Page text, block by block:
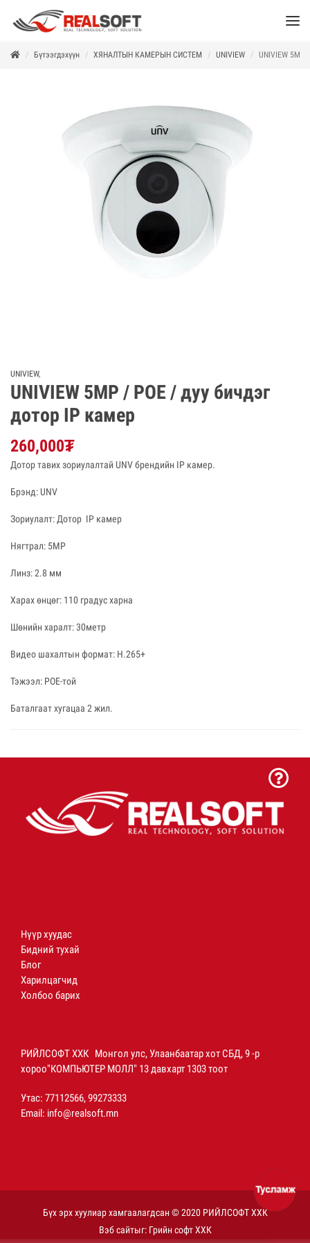
Бүтээгдэхүүн ХЯНАЛТЫН КАМЕРЫН СИСТЕМ UNIVIEW UNIVIEW 5MP
UNIVIEW,
UNIVIEW 5MP / POE / дуу бичдэг
дотор IP камер
260,000₮
Дотор тавих зориулалтай UNV брендийн IP камер.
Брэнд: UNV
Зориулалт: Дотор IP камер
Нягтрал: 5MP
Линз: 2.8 мм
Харах өнцөг: 110 градус харна
Шөнийн харалт: 30метр
Видео шахалтын формат: H.265+
Тэжээл: POE-той
Баталгаат хугацаа 2 жил.
Нүүр хуудас
Бидний тухай
Блог
Харилцагчид
Холбоо барих
РИЙЛСОФТ ХХК Монгол улс, Улаанбаатар хот СБД, 9 -р
хороо"КОМПЬЮТЕР МОЛЛ" 13 давхарт 1303 тоот
Утас: 77112566, 99273333
Email: info@realsoft.mn
Бүх эрх хуулиар хамгаалагдсан © 2020 РИЙЛСОФТ ХХК
Вэб сайтыг: Грийн софт ХХК